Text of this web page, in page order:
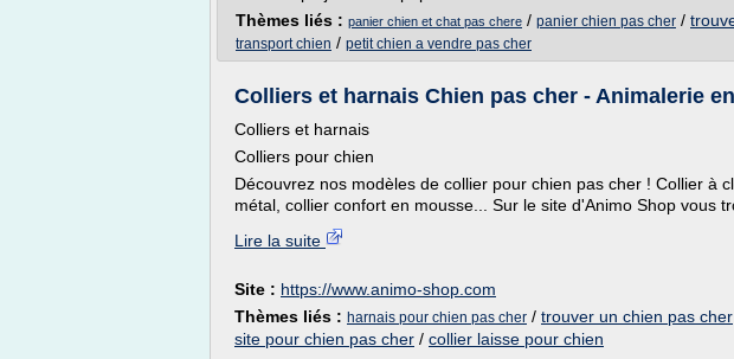
Thèmes liés : panier chien et chat pas chere / panier chien pas cher /
transport chien / petit chien a vendre pas cher
Colliers et harnais Chien pas cher - Animalerie
Colliers et harnais
Colliers pour chien
Découvrez nos modèles de collier pour chien pas cher ! Collier à
métal, collier confort en mousse... Sur le site d'Animo Shop vous
Lire la suite
Site : https://www.animo-shop.com
Thèmes liés : harnais pour chien pas cher / trouver un chien pas cher
site pour chien pas cher / collier laisse pour chien